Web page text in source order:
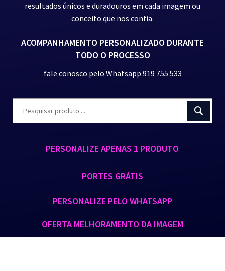
resultados únicos e duradouros em cada imagem ou
conceito que nos confia.
ACOMPANHAMENTO PERSONALIZADO DURANTE
TODO O PROCESSO
fale conosco pelo Whatsapp 919 755 533
PERSONALIZE APENAS 1 PRODUTO
PORTES GRÁTIS
PERSONALIZE PELO WHATSAPP
OFERTA MELHORAMENTO DA IMAGEM